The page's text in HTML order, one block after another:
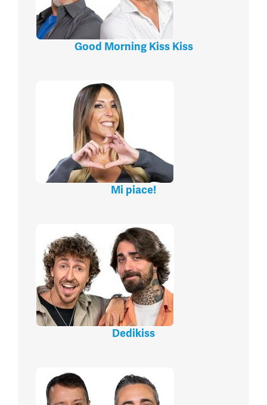
Good Morning Kiss Kiss
Mi piace!
Dedikiss